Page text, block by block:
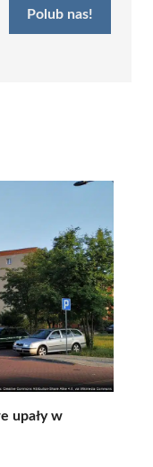
Polub nas!
upały w